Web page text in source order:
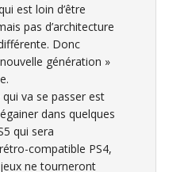
est loin d’être
pas d’architecture
Donc
génération »
va se passer est
dans quelques
qui sera
compatible PS4,
ne tourneront